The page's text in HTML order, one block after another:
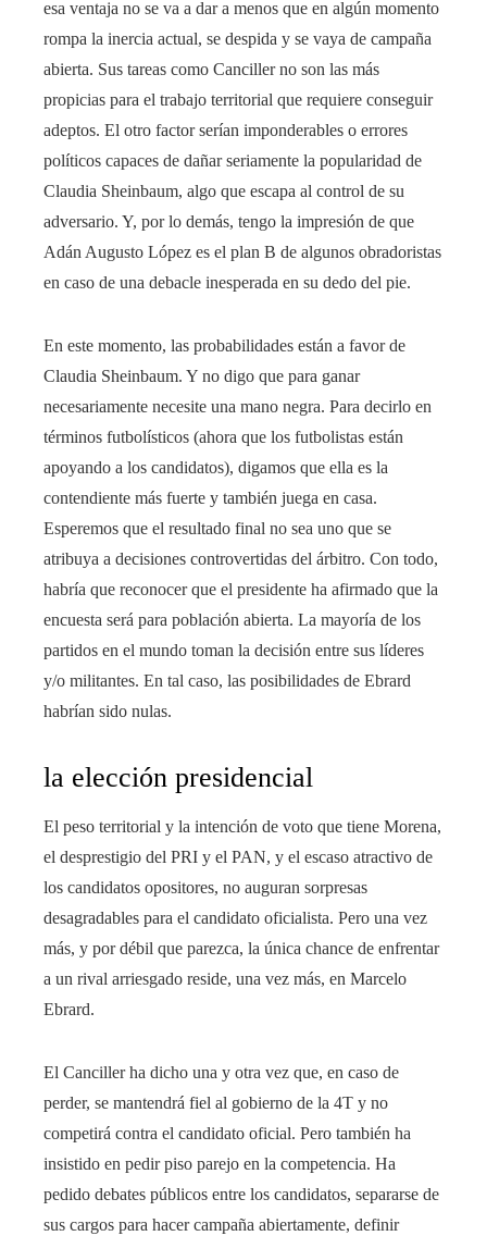
esa ventaja no se va a dar a menos que en algún momento
rompa la inercia actual, se despida y se vaya de campaña
abierta. Sus tareas como Canciller no son las más
propicias para el trabajo territorial que requiere conseguir
adeptos. El otro factor serían imponderables o errores
políticos capaces de dañar seriamente la popularidad de
Claudia Sheinbaum, algo que escapa al control de su
adversario. Y, por lo demás, tengo la impresión de que
Adán Augusto López es el plan B de algunos obradoristas
en caso de una debacle inesperada en su dedo del pie.
En este momento, las probabilidades están a favor de
Claudia Sheinbaum. Y no digo que para ganar
necesariamente necesite una mano negra. Para decirlo en
términos futbolísticos (ahora que los futbolistas están
apoyando a los candidatos), digamos que ella es la
contendiente más fuerte y también juega en casa.
Esperemos que el resultado final no sea uno que se
atribuya a decisiones controvertidas del árbitro. Con todo,
habría que reconocer que el presidente ha afirmado que la
encuesta será para población abierta. La mayoría de los
partidos en el mundo toman la decisión entre sus líderes
y/o militantes. En tal caso, las posibilidades de Ebrard
habrían sido nulas.
la elección presidencial
El peso territorial y la intención de voto que tiene Morena,
el desprestigio del PRI y el PAN, y el escaso atractivo de
los candidatos opositores, no auguran sorpresas
desagradables para el candidato oficialista. Pero una vez
más, y por débil que parezca, la única chance de enfrentar
a un rival arriesgado reside, una vez más, en Marcelo
Ebrard.
El Canciller ha dicho una y otra vez que, en caso de
perder, se mantendrá fiel al gobierno de la 4T y no
competirá contra el candidato oficial. Pero también ha
insistido en pedir piso parejo en la competencia. Ha
pedido debates públicos entre los candidatos, separarse de
sus cargos para hacer campaña abiertamente, definir